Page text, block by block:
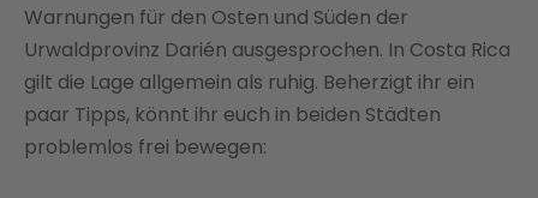
Warnungen für den Osten und Süden der
Urwaldprovinz Darién ausgesprochen. In Costa Rica
gilt die Lage allgemein als ruhig. Beherzigt ihr ein
paar Tipps, könnt ihr euch in beiden Städten
problemlos frei bewegen: